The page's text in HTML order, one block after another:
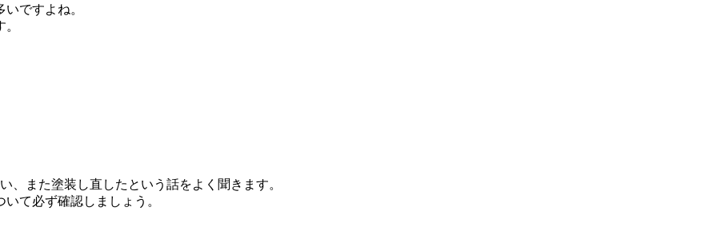
ですよね。
、また塗装し直したという話をよく聞きます。
て必ず確認しましょう。